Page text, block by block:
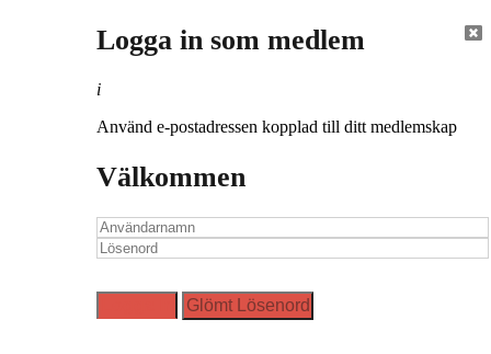
Logga in som medlem
i
Använd e-postadressen kopplad till ditt medlemskap
Välkommen